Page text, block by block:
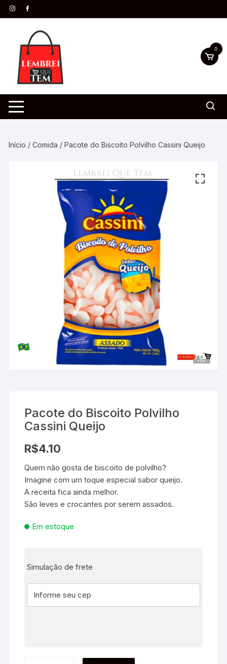
0
Início /Comida / Pacote do Biscoito Polvilho Cassini Queijo
Pacote do Biscoito Polvilho
Cassini Queijo
R$4.10
Quem não gosta de biscoito de polvilho?
Imagine com um toque especial sabor queijo.
A receita fica ainda melhor.
São leves e crocantes por serem assados.
Em estoque
Simulação de frete